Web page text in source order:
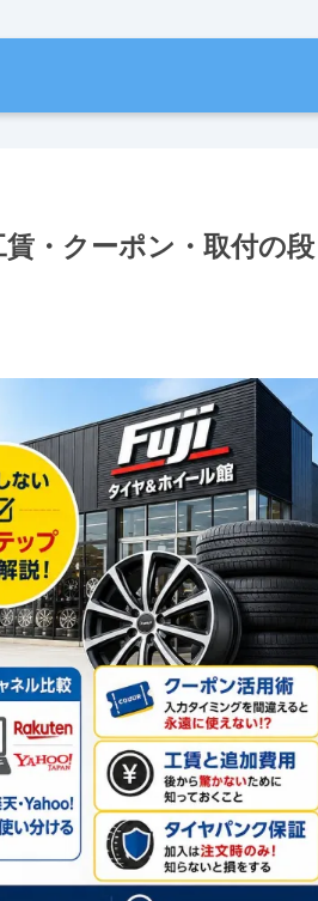
・クーポン・取付の段